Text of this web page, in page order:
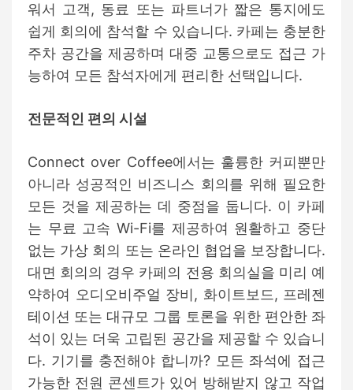
워서 고객, 동료 또는 파트너가 짧은 통지에도
쉽게 회의에 참석할 수 있습니다. 카페는 충분한
주차 공간을 제공하며 대중 교통으로도 접근 가
능하여 모든 참석자에게 편리한 선택입니다.
전문적인 편의 시설
Connect over Coffee에서는 훌륭한 커피뿐만
아니라 성공적인 비즈니스 회의를 위해 필요한
모든 것을 제공하는 데 중점을 둡니다. 이 카페
는 무료 고속 Wi-Fi를 제공하여 원활하고 중단
없는 가상 회의 또는 온라인 협업을 보장합니다.
대면 회의의 경우 카페의 전용 회의실을 미리 예
약하여 오디오비주얼 장비, 화이트보드, 프레젠
테이션 또는 대규모 그룹 토론을 위한 편안한 좌
석이 있는 더욱 고립된 공간을 제공할 수 있습니
다. 기기를 충전해야 합니까? 모든 좌석에 접근
가능한 전원 콘센트가 있어 방해받지 않고 작업